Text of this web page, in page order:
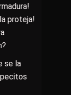
proteja!
se la